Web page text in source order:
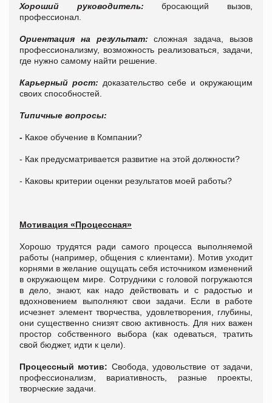
Хороший руководитель: бросающий вызов,
профессионал.
Ориентация на результат: сложная задача, вызов
профессионализму, возможность реализоваться, задачи,
где нужно самому найти решение.
Карьерный рост: доказательство себе и окружающим
своих способностей.
Типичные вопросы:
- Какое обучение в Компании?
- Как предусматривается развитие на этой должности?
- Каковы критерии оценки результатов моей работы?
Мотивация «Процессная»
Хорошо трудятся ради самого процесса выполняемой
работы (например, общения с клиентами). Мотив уходит
корнями в желание ощущать себя источником изменений
в окружающем мире. Сотрудники с головой погружаются
в дело, знают, как надо действовать и с радостью и
вдохновением выполняют свои задачи. Если в работе
исчезнет элемент творчества, удовлетворения, глубины,
они существенно снизят свою активность. Для них важен
простор собственного выбора (как одеваться, тратить
свой бюджет, идти к цели).
Процессный мотив: Свобода, удовольствие от задачи,
профессионализм, вариативность, разные проекты,
творческие задачи.